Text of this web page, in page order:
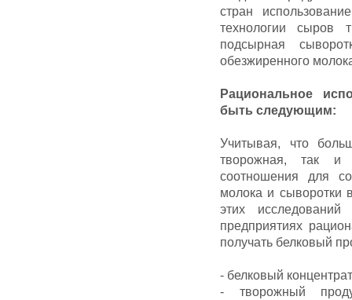
стран
технологии сыров
подсырная
обезжиренного
Рациональное
быть следующим:
Учитывая, что
творожная, так и
соотношения для
молока и сыворотки
этих
предприятиях
получать белковый
- белковый
- творожный